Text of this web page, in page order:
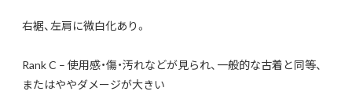
右裾、左肩に微白化あり。
Rank C – 使用感・傷・汚れなどが見られ、一般的な古着と同等、
またはややダメージが大きい